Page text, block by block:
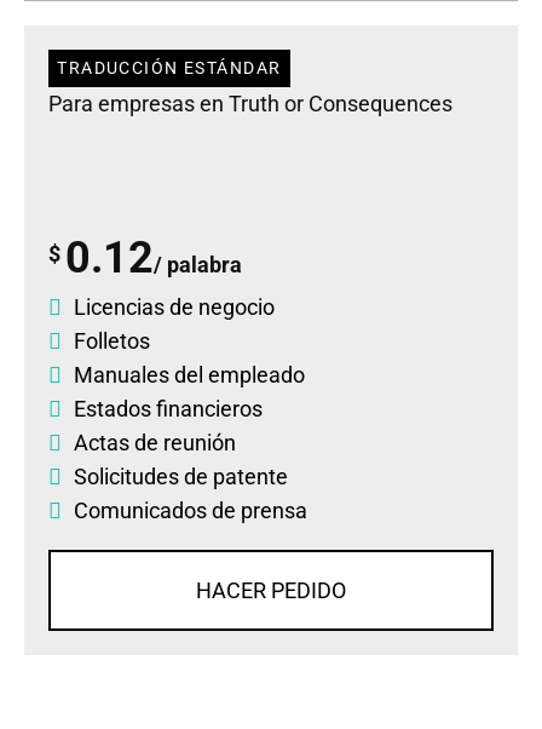
TRADUCCIÓN ESTÁNDAR
Para empresas en Truth or Consequences
$ 0.12/ palabra
Licencias de negocio
Folletos
Manuales del empleado
Estados financieros
Actas de reunión
Solicitudes de patente
Comunicados de prensa
HACER PEDIDO